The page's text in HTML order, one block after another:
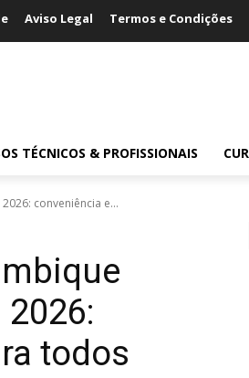
Aviso Legal Termos e Condições
TÉCNICOS & PROFISSIONAIS
conveniência e...
todos